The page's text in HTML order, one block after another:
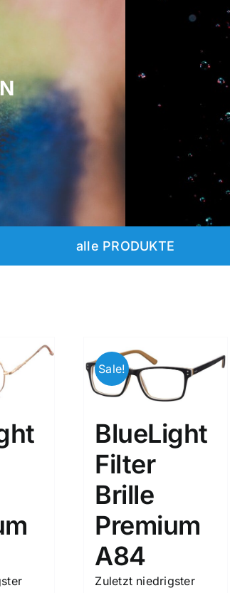
alle PRODUKTE
Sale!
BlueLight
Filter
Brille
Premium
A84
Zuletzt niedrigster